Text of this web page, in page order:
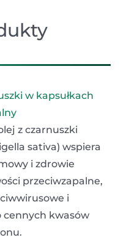
w kapsułkach
z czarnuszki
sativa) wspiera
i zdrowie
przeciwzapalne,
i
cennych kwasów